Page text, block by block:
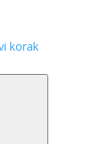
korak